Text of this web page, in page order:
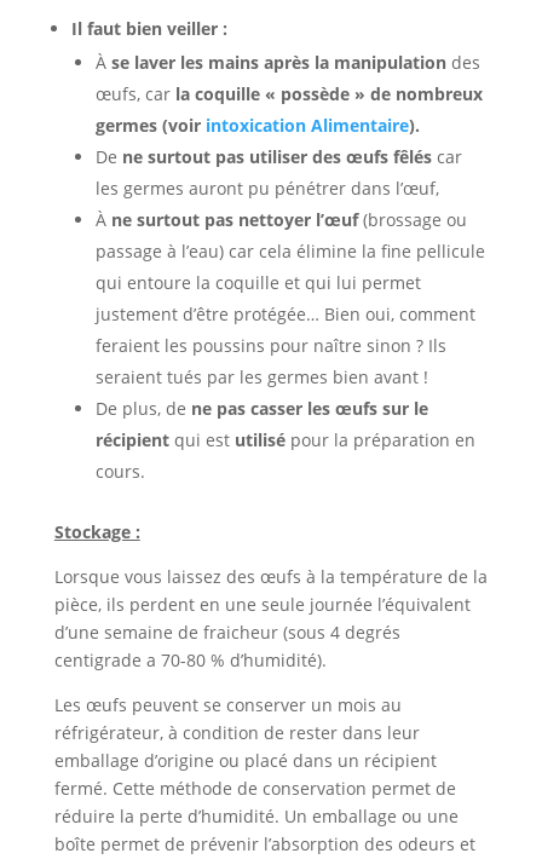
Il faut bien veiller :
À se laver les mains après la manipulation des
œufs, car la coquille « possède » de nombreux
germes (voir intoxication Alimentaire).
De ne surtout pas utiliser des œufs fêléscar
les germes auront pu pénétrer dans l’œuf,
À ne surtout pas nettoyer l’œuf(brossage ou
passage à l’eau) car cela élimine la fine pellicule
qui entoure la coquille et qui lui permet
justement d’être protégée… Bien oui, comment
feraient les poussins pour naître sinon ? Ils
seraient tués par les germes bien avant !
De plus, de ne pas casser les œufs sur le
récipientqui est utilisépour la préparation en
cours.
Stockage :
Lorsque vous laissez des œufs à la température de la
pièce, ils perdent en une seule journée l’équivalent
d’une semaine de fraicheur (sous 4 degrés
centigrade a 70-80 % d’humidité).
Les œufs peuvent se conserver un mois au
réfrigérateur, à condition de rester dans leur
emballage d’origine ou placé dans un récipient
fermé. Cette méthode de conservation permet de
réduire la perte d’humidité. Un emballage ou une
boîte permet de prévenir l’absorption des odeurs et